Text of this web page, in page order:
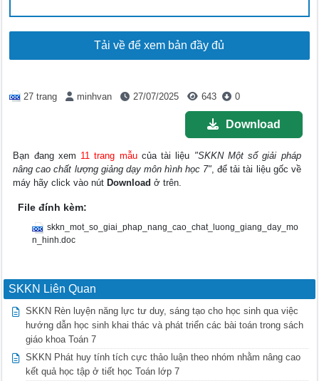
Tải về để xem bản đầy đủ
27 trang minhvan 27/07/2025 643 0
Download
Bạn đang xem 11 trang mẫucủa tài liệu "SKKN Một số giải pháp
nâng cao chất lượng giảng dạy môn hình học 7" , để tải tài liệu gốc về
máy hãy click vào nútDownload ở trên.
File đính kèm:
skkn_mot_so_giai_phap_nang_cao_chat_luong_giang_day_mo
n_hinh.doc
SKKN Liên Quan
SKKN Rèn luyện năng lực tư duy, sáng tạo cho học sinh qua việc
hướng dẫn học sinh khai thác và phát triển các bài toán trong sách
giáo khoa Toán 7
SKKN Phát huy tính tích cực thảo luận theo nhóm nhằm nâng cao
kết quả học tập ở tiết học Toán lớp 7